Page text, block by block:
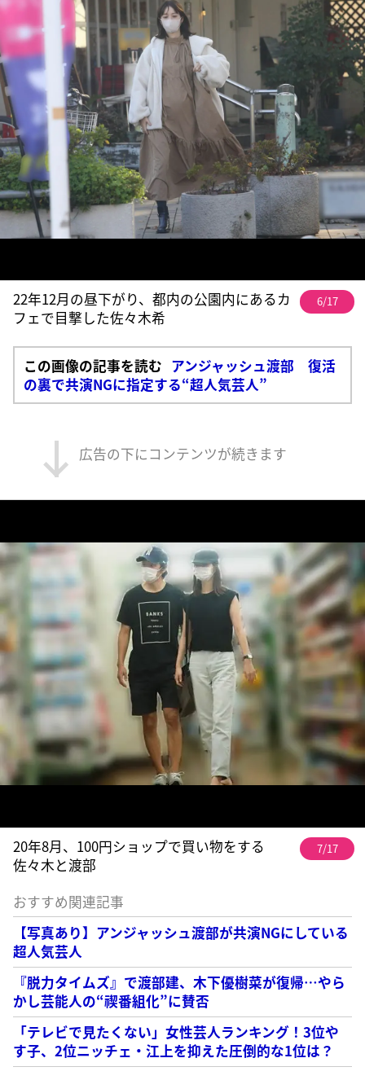
22年12月の昼下がり、都内の公園内にあるカ
フェで目撃した佐々木希
6/17
この画像の記事を読む アンジャッシュ渡部 復活
の裏で共演NGに指定する“超人気芸人”
広告の下にコンテンツが続きます
20年8月、100円ショップで買い物をする
佐々木と渡部
7/17
おすすめ関連記事
【写真あり】アンジャッシュ渡部が共演NGにしている
超人気芸人
『脱力タイムズ』で渡部建、木下優樹菜が復帰…やら
かし芸能人の“禊番組化”に賛否
「テレビで見たくない」女性芸人ランキング！3位や
す子、2位ニッチェ・江上を抑えた圧倒的な1位は？